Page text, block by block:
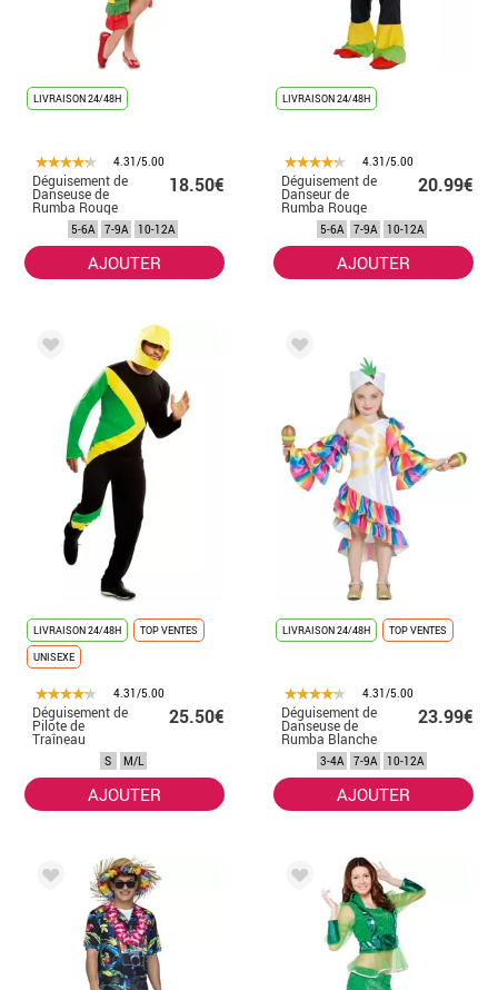
LIVRAISON 24/48H
4.31/5.00
Déguisement de
Danseuse de
Rumba Rouge
pour fille
18.50€
5-6A 7-9A 10-12A
AJOUTER
LIVRAISON 24/48H
4.31/5.00
Déguisement de
Danseur de
Rumba Rouge
pour garçon
20.99€
5-6A 7-9A 10-12A
AJOUTER
LIVRAISON 24/48H
TOP VENTES
UNISEXE
4.31/5.00
Déguisement de
Pilote de
Traîneau
Jamaïcain pour
adulte
25.50€
S M/L
AJOUTER
LIVRAISON 24/48H TOP VENTES
4.31/5.00
Déguisement de
Danseuse de
Rumba Blanche
pour fille
23.99€
3-4A 7-9A 10-12A
AJOUTER